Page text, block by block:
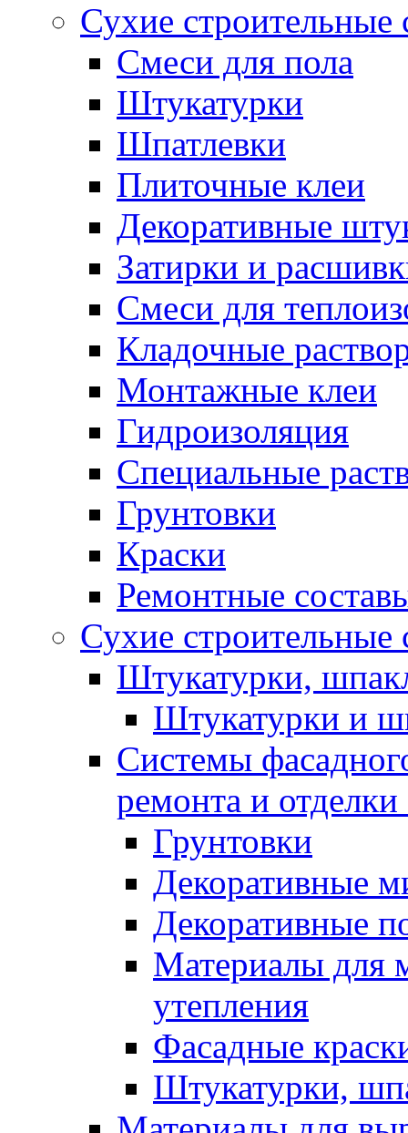
Сухие
Смеси для пола
Штукатурки
Шпатлевки
Плиточные клеи
Декоративные
Затирки и
Смеси для
Кладочные
Монтажные клеи
Гидроизоляция
Специальные
Грунтовки
Краски
Ремонтные
Сухие
Штукатурки,
Штукатурки и
Системы
ремонта и отделки
Грунтовки
Декоративные
Декоративные
Материалы для
утепления
Фасадные
Штукатурки,